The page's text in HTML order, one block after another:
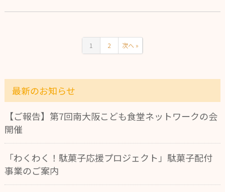
1 2 次へ »
最新のお知らせ
【ご報告】第7回南大阪こども食堂ネットワークの会
開催
「わくわく！駄菓子応援プロジェクト」駄菓子配付
事業のご案内